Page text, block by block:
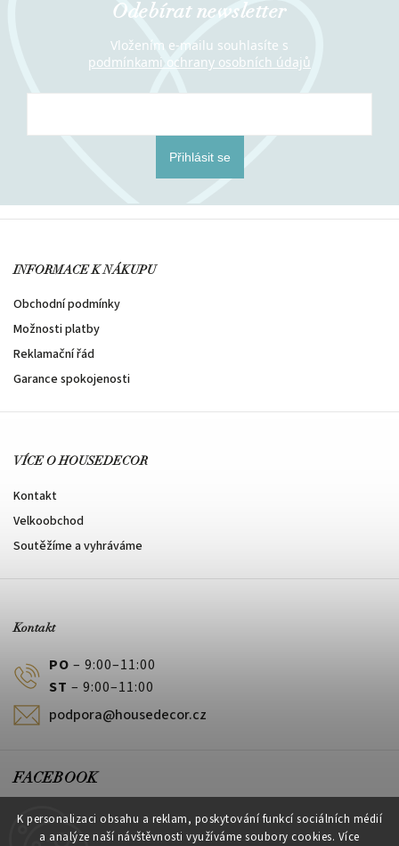
K personalizaci obsahu a reklam, poskytování funkcí sociálních médií
a analýze naší návštěvnosti využíváme soubory cookies. Více
Odebírat newsletter
Vložením e-mailu souhlasíte s
podmínkami ochrany osobních údajů
Přihlásit se
INFORMACE K NÁKUPU
Obchodní podmínky
Možnosti platby
Reklamační řád
Garance spokojenosti
VÍCE O HOUSEDECOR
Kontakt
Velkoobchod
Soutěžíme a vyhráváme
Kontakt
PO – 9:00–11:00
ST – 9:00–11:00
podpora@housedecor.cz
FACEBOOK
HouseDecor